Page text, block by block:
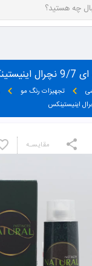
تجهیزات رنگ مو
مقایسـه